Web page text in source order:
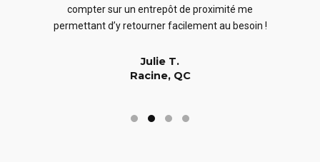
compter sur un entrepôt de proximité me
permettant d’y retourner facilement au besoin !
Julie T.
Racine, QC